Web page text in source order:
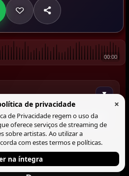
00:00
▼
Comentar
agora
de privacidade ×
de Privacidade regem o uso da
oferece serviços de streaming de
sobre artistas. Ao utilizar a
com estes termos e políticas.
na íntegra